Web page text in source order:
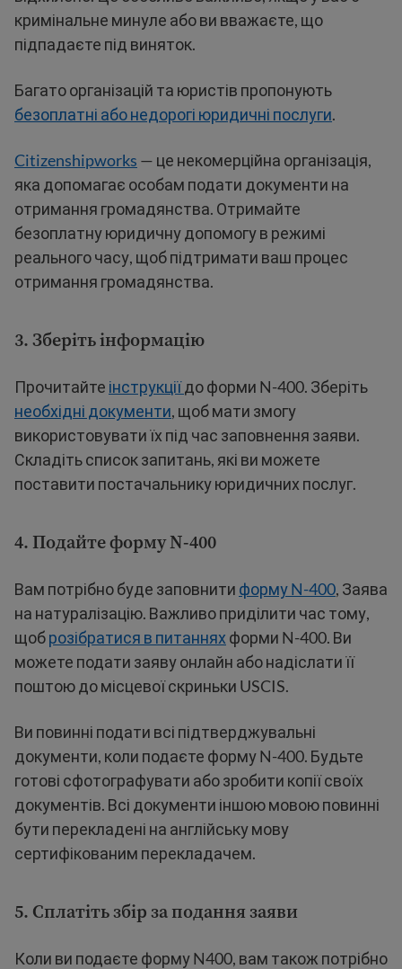
кримінальне минуле або ви вважаєте, що
підпадаєте під виняток.
Багато організацій та юристів пропонують
безоплатні або недорогі юридичні послуги.
Citizenshipworks — це некомерційна організація,
яка допомагає особам подати документи на
отримання громадянства. Отримайте
безоплатну юридичну допомогу в режимі
реального часу, щоб підтримати ваш процес
отримання громадянства.
3. Зберіть інформацію
Прочитайте інструкціїдо форми N-400. Зберіть
необхідні документи, щоб мати змогу
використовувати їх під час заповнення заяви.
Складіть список запитань, які ви можете
поставити постачальнику юридичних послуг.
4. Подайте форму N-400
Вам потрібно буде заповнити форму N-400, Заява
на натуралізацію. Важливо приділити час тому,
щоброзібратися в питаннях форми N-400. Ви
можете подати заяву онлайн або надіслати її
поштою до місцевої скриньки USCIS.
Ви повинні подати всі підтверджувальні
документи, коли подаєте форму N-400. Будьте
готові сфотографувати або зробити копії своїх
документів. Всі документи іншою мовою повинні
бути перекладені на англійську мову
сертифікованим перекладачем.
5. Сплатіть збір за подання заяви
Коли ви подаєте форму N400, вам також потрібно